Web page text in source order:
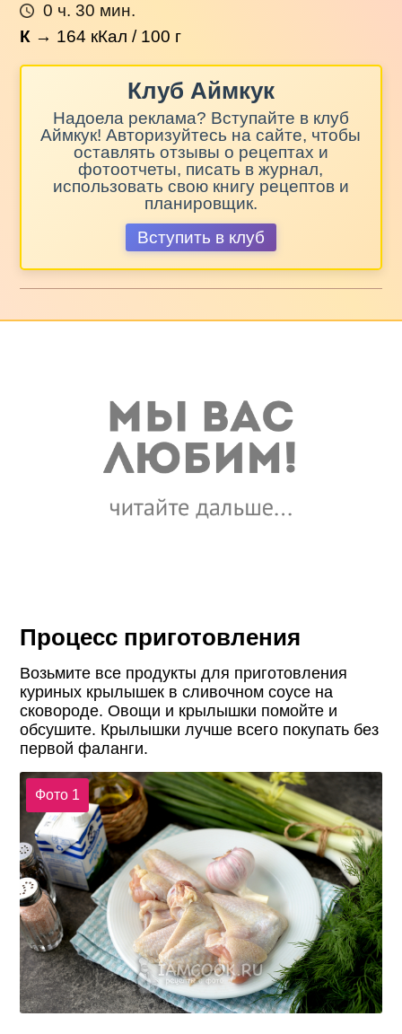
0 ч. 30 мин.
К → 164 кКал / 100 г
Клуб Аймкук
Надоела реклама? Вступайте в клуб
Аймкук! Авторизуйтесь на сайте, чтобы
оставлять отзывы о рецептах и
фотоотчеты, писать в журнал,
использовать свою книгу рецептов и
планировщик.
Вступить в клуб
Процесс приготовления
Возьмите все продукты для приготовления
куриных крылышек в сливочном соусе на
сковороде. Овощи и крылышки помойте и
обсушите. Крылышки лучше всего покупать без
первой фаланги.
Фото 1